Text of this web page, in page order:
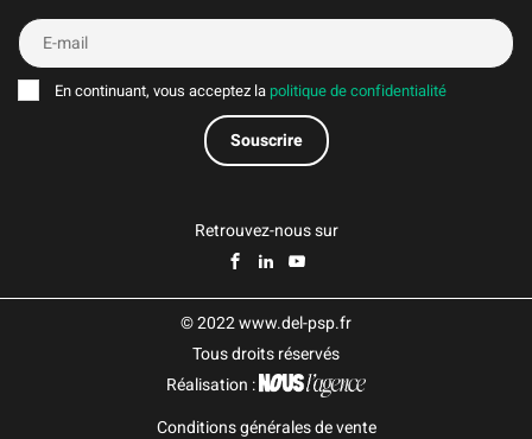
En continuant, vous acceptez la politique de confidentialité
Retrouvez-nous sur
© 2022 www.del-psp.fr
Tous droits réservés
Réalisation :
Conditions générales de vente